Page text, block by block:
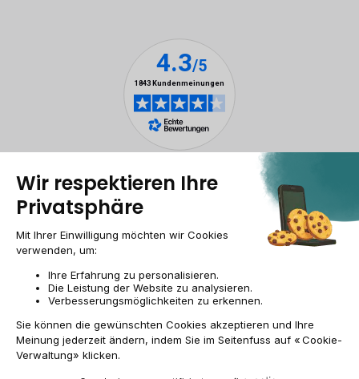
Rechtliche Hinweise
Cookie-Verwaltung
Allgemeine Geschäftsbedingungen
Personenbezogener daten
Webseite der Recommerce Group
CH-DE | CHF
© 2009-2026 RECOMMERCE - Alle Rechte vorbehalten.